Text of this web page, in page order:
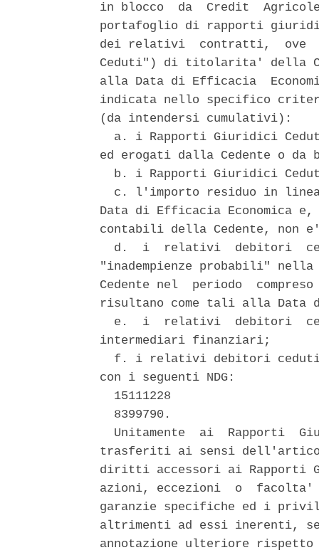
in blocco  da  Credit
portafoglio di rapporti
dei relativi  contratti,  ove
Ceduti") di titolarita' della
alla Data di Efficacia
indicata nello specifico
(da intendersi cumulativi):
a. i Rapporti Giuridici
ed erogati dalla Cedente o
b. i Rapporti Giuridici
c. l'importo residuo in
Data di Efficacia Economica
contabili della Cedente, non
d.  i  relativi  debitori
"inadempienze probabili"
Cedente nel  periodo
risultano come tali alla Data
e.  i  relativi  debitori
intermediari finanziari;
f. i relativi debitori
con i seguenti NDG:
  15111228
  8399790.
Unitamente  ai  Rapporti
trasferiti ai sensi
diritti accessori ai
azioni, eccezioni  o
garanzie specifiche ed i
altrimenti ad essi inerenti,
annotazione ulteriore rispetto